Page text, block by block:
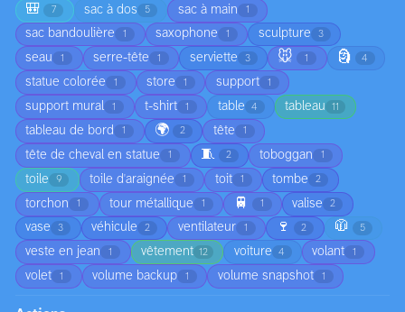
🎒 7 sac à dos 5 sac à main 1
sac bandoulière 1 saxophone 1 sculpture 3
seau 1 serre-tête 1 serviette 3 🐭 1 🗿 4
statue colorée 1 store 1 support 1
support mural 1 t-shirt 1 table 4 tableau 11
tableau de bord 1 🌍 2 tête 1
tête de cheval en statue 1 🧵 2 toboggan 1
toile 9 toile d'araignée 1 toit 1 tombe 2
torchon 1 tour métallique 1 🚆 1 valise 2
vase 3 véhicule 2 ventilateur 1 🍷 2 🧥 5
veste en jean 1 vêtement 12 voiture 4 volant 1
volet 1 volume backup 1 volume snapshot 1